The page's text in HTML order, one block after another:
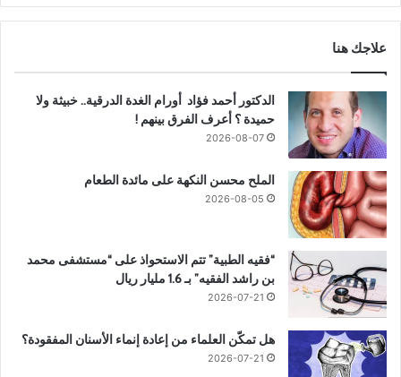
علاجك هنا
الدكتور أحمد فؤاد أورام الغدة الدرقية.. خبيثة ولا
حميدة ؟ أعرف الفرق بينهم !
2026-08-07
الملح محسن النكهة على مائدة الطعام
2026-08-05
“فقيه الطبية” تتم الاستحواذ على “مستشفى محمد
بن راشد الفقيه” بـ 1.6 مليار ريال
2026-07-21
هل تمكّن العلماء من إعادة إنماء الأسنان المفقودة؟
2026-07-21